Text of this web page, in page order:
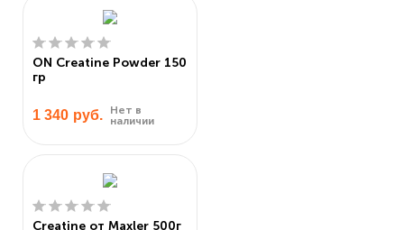
ON Creatine Powder 150
гр
1 340 руб.
Нет в
наличии
Creatine от Maxler 500г